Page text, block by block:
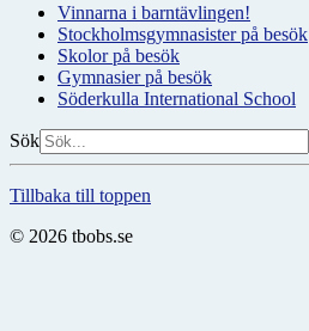
Vinnarna i barntävlingen!
Stockholmsgymnasister på besök
Skolor på besök
Gymnasier på besök
Söderkulla International School
Sök
Tillbaka till toppen
© 2026 tbobs.se